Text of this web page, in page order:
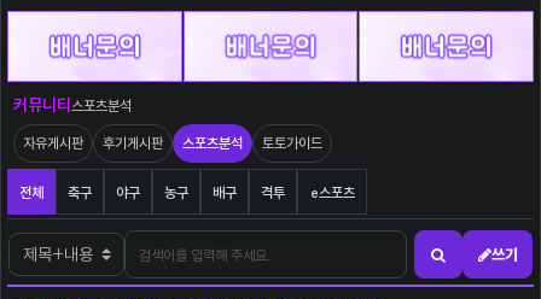
커뮤니티 스포츠분석
자유게시판 후기게시판 스포츠분석 토토가이드
스포츠분석 분류 목록
전체 축구 야구 농구 배구 격투 e스포츠
검색대상 검색어
검색하기쓰기